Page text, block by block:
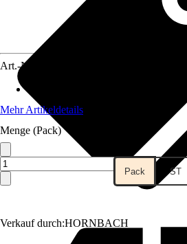
Verkauf durch:HORNBACH
Art.-Nr.
Mehr Artikeldetails
Menge (Pack)
Pack ST